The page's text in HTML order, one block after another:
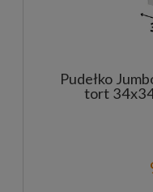
Pudełko
tort